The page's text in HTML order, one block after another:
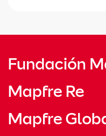
Fundación
Mapfre Re
Mapfre